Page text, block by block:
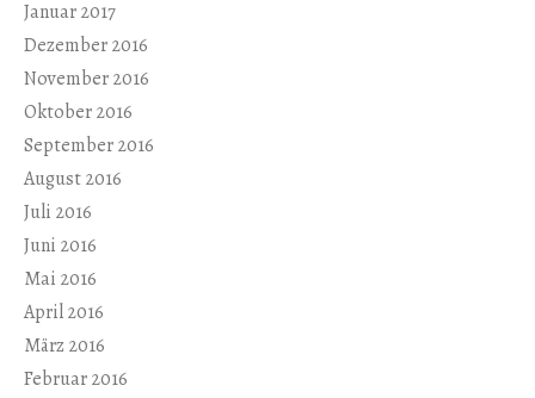
Januar 2017
Dezember 2016
November 2016
Oktober 2016
September 2016
August 2016
Juli 2016
Juni 2016
Mai 2016
April 2016
März 2016
Februar 2016